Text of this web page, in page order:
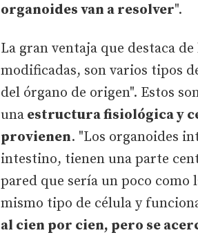
organoides van a resolver".
La gran ventaja que destaca
modificadas, son varios tipos
del órgano de origen". Estos
una estructura fisiológica y
provienen. "Los organoides
intestino, tienen una parte
pared que sería un poco
mismo tipo de célula y
al cien por cien, pero se